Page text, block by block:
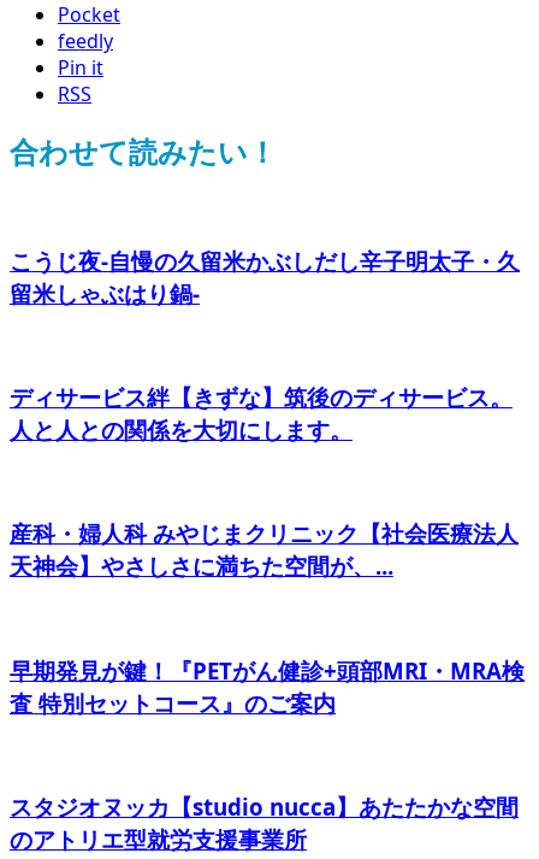
Pocket
feedly
Pin it
RSS
合わせて読みたい！
こうじ夜-自慢の久留米かぶしだし辛子明太子・久
留米しゃぶはり鍋-
ディサービス絆【きずな】筑後のディサービス。
人と人との関係を大切にします。
産科・婦人科 みやじまクリニック【社会医療法人
天神会】やさしさに満ちた空間が、...
早期発見が鍵！『PETがん健診+頭部MRI・MRA検
査 特別セットコース』のご案内
スタジオヌッカ【studio nucca】あたたかな空間
のアトリエ型就労支援事業所